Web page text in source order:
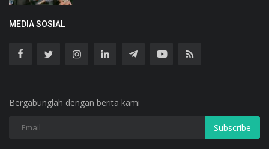
MEDIA SOSIAL
Bergabunglah dengan berita kami
Subscribe